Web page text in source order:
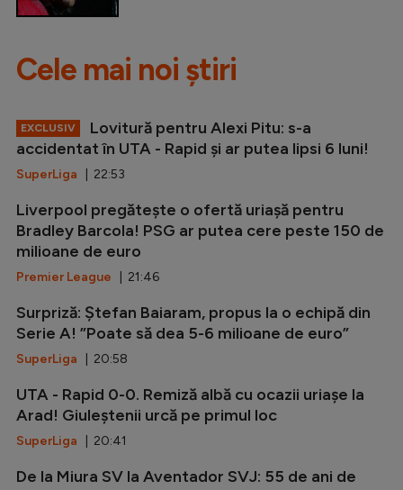
Cele mai noi știri
EXCLUSIV
Lovitură pentru Alexi Pitu: s-a
accidentat în UTA - Rapid și ar putea lipsi 6 luni!
SuperLiga | 22:53
Liverpool pregătește o ofertă uriașă pentru
Bradley Barcola! PSG ar putea cere peste 150 de
milioane de euro
Premier League | 21:46
Surpriză: Ștefan Baiaram, propus la o echipă din
Serie A! ”Poate să dea 5-6 milioane de euro”
SuperLiga | 20:58
UTA - Rapid 0-0. Remiză albă cu ocazii uriașe la
Arad! Giuleștenii urcă pe primul loc
SuperLiga | 20:41
De la Miura SV la Aventador SVJ: 55 de ani de